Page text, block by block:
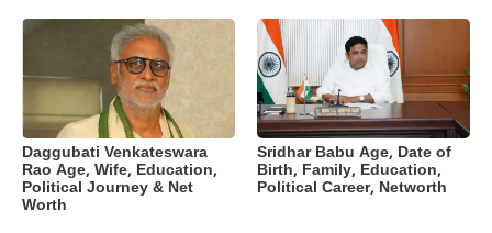
Daggubati Venkateswara
Rao Age, Wife, Education,
Political Journey & Net
Worth
Sridhar Babu Age, Date of
Birth, Family, Education,
Political Career, Networth